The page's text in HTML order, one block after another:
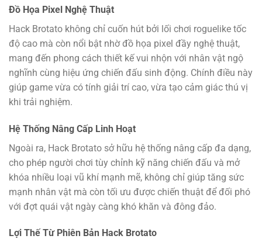
Đồ Họa Pixel Nghệ Thuật
Hack Brotato không chỉ cuốn hút bởi lối chơi roguelike tốc
độ cao mà còn nổi bật nhờ đồ họa pixel đầy nghệ thuật,
mang đến phong cách thiết kế vui nhộn với nhân vật ngộ
nghĩnh cùng hiệu ứng chiến đấu sinh động. Chính điều này
giúp game vừa có tính giải trí cao, vừa tạo cảm giác thú vị
khi trải nghiệm.
Hệ Thống Nâng Cấp Linh Hoạt
Ngoài ra, Hack Brotato sở hữu hệ thống nâng cấp đa dạng,
cho phép người chơi tùy chỉnh kỹ năng chiến đấu và mở
khóa nhiều loại vũ khí mạnh mẽ, không chỉ giúp tăng sức
mạnh nhân vật mà còn tối ưu được chiến thuật để đối phó
với đợt quái vật ngày càng khó khăn và đông đảo.
Lợi Thế Từ Phiên Bản Hack Brotato